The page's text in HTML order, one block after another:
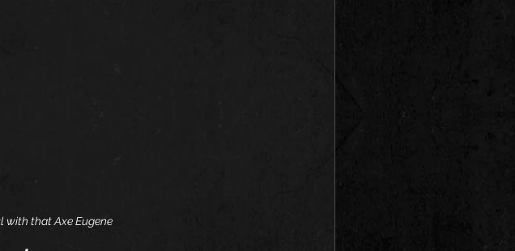
with that Axe Eugene